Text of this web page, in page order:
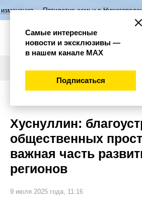
Пятилетие семьи в Нижегородской области
Хуснуллин:
общественных
важная часть
регионов
9 июля 2025 года, 11:16
Самые интересные
новости и эксклюзивы —
в нашем канале МАХ
Подписаться